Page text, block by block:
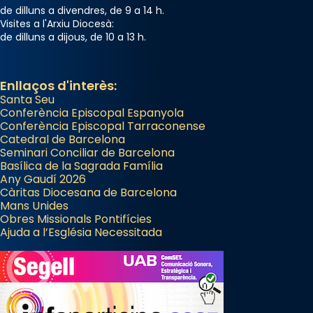
de dilluns a divendres, de 9 a 14 h.
Visites a l'Arxiu Diocesà:
de dilluns a dijous, de 10 a 13 h.
Enllaços d'interès:
Santa Seu
Conferència Episcopal Espanyola
Conferència Episcopal Tarraconense
Catedral de Barcelona
Seminari Conciliar de Barcelona
Basílica de la Sagrada Família
Any Gaudí 2026
Càritas Diocesana de Barcelona
Mans Unides
Obres Missionals Pontifícies
Ajuda a l’Església Necessitada